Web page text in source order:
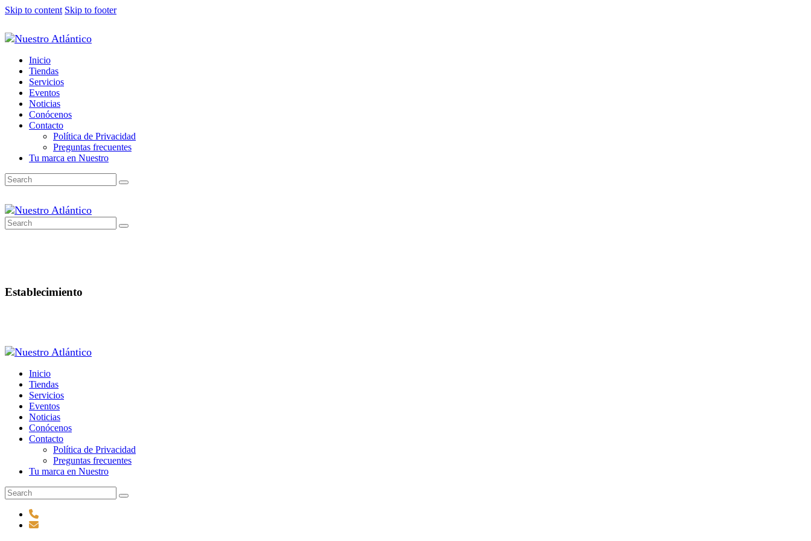
Skip to content Skip to footer
Inicio
Tiendas
Servicios
Eventos
Noticias
Conócenos
Contacto
Política de Privacidad
Preguntas frecuentes
Tu marca en Nuestro
Establecimiento
Inicio
Tiendas
Servicios
Eventos
Noticias
Conócenos
Contacto
Política de Privacidad
Preguntas frecuentes
Tu marca en Nuestro